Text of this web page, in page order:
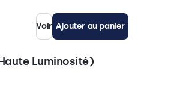
Voir Ajouter au panier
Luminosité)